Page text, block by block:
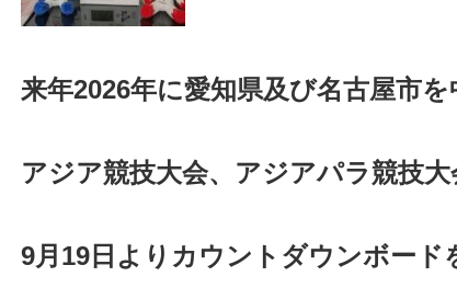
来年2026年に愛知県及び名古屋市
アジア競技大会、アジアパラ競技
9月19日よりカウントダウンボード